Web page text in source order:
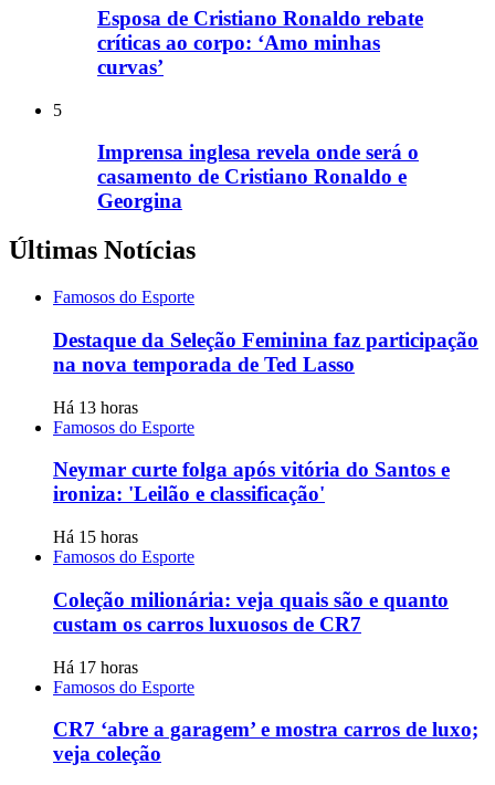
Esposa de Cristiano Ronaldo rebate
críticas ao corpo: ‘Amo minhas
curvas’
5
Imprensa inglesa revela onde será o
casamento de Cristiano Ronaldo e
Georgina
Últimas Notícias
Famosos do Esporte
Destaque da Seleção Feminina faz participação
na nova temporada de Ted Lasso
Há 13 horas
Famosos do Esporte
Neymar curte folga após vitória do Santos e
ironiza: 'Leilão e classificação'
Há 15 horas
Famosos do Esporte
Coleção milionária: veja quais são e quanto
custam os carros luxuosos de CR7
Há 17 horas
Famosos do Esporte
CR7 ‘abre a garagem’ e mostra carros de luxo;
veja coleção